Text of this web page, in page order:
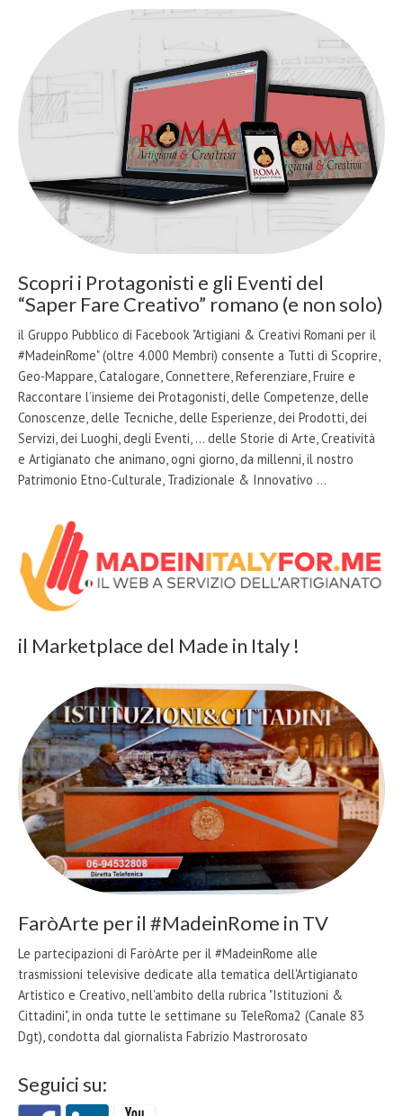
Scopri i Protagonisti e gli Eventi del
“Saper Fare Creativo” romano (e non solo)
il Gruppo Pubblico di Facebook "Artigiani & Creativi Romani per il
#MadeinRome" (oltre 4.000 Membri) consente a Tutti di Scoprire,
Geo-Mappare, Catalogare, Connettere, Referenziare, Fruire e
Raccontare l’insieme dei Protagonisti, delle Competenze, delle
Conoscenze, delle Tecniche, delle Esperienze, dei Prodotti, dei
Servizi, dei Luoghi, degli Eventi, … delle Storie di Arte, Creatività
e Artigianato che animano, ogni giorno, da millenni, il nostro
Patrimonio Etno-Culturale, Tradizionale & Innovativo …
il Marketplace del Made in Italy !
FaròArte per il #MadeinRome in TV
Le partecipazioni di FaròArte per il #MadeinRome alle
trasmissioni televisive dedicate alla tematica dell'Artigianato
Artistico e Creativo, nell'ambito della rubrica "Istituzioni &
Cittadini", in onda tutte le settimane su TeleRoma2 (Canale 83
Dgt), condotta dal giornalista Fabrizio Mastrorosato
Seguici su: